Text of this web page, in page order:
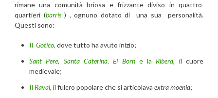
rimane una comunità briosa e frizzante diviso in quattro
quartieri (barris ) , ognuno dotato di una sua personalità.
Questi sono:
Il Gotico, dove tutto ha avuto inizio;
Sant Pere, Santa Caterina,El Borne la Ribera, il cuore
medievale;
Il Raval, il fulcro popolare che si articolava extra moenia;